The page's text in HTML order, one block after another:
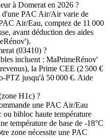
à Domerat en 2026 ?
PAC Air/Air varie de
Air/Eau, comptez de 11 000
avant déduction des aides
(03410) ?
incluent : MaPrimeRénov'
la Prime CEE (2 500 €
PTZ jusqu'à 50 000 €. Aide
H1c) ?
une PAC Air/Eau
ou bibloc haute température
température de base de -18°C
zone nécessite une PAC